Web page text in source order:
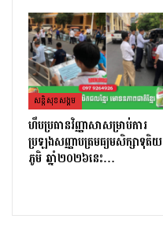
សន្តិសុខសង្គម
ហឹបប្រធានវិញ្ញាសាសម្រាប់ការ
ប្រឡងសញ្ញាបត្រ​មធ្យមសិក្សាទុតិយ
ភូមិ ឆ្នាំ២០២៦នេះ…